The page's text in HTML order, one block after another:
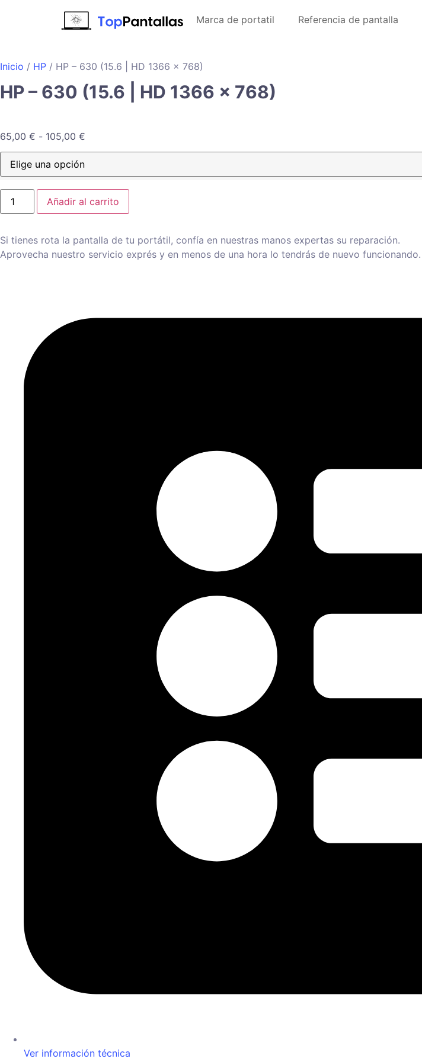
Marca de portatil Referencia de pantalla
Inicio / HP / HP – 630 (15.6 | HD 1366 x 768)
HP – 630 (15.6 | HD 1366 x 768)
65,00 € - 105,00 €
Añadir al carrito
Si tienes rota la pantalla de tu portátil, confía en nuestras manos expertas su reparación.
Aprovecha nuestro servicio exprés y en menos de una hora lo tendrás de nuevo funcionando.
Ver información técnica